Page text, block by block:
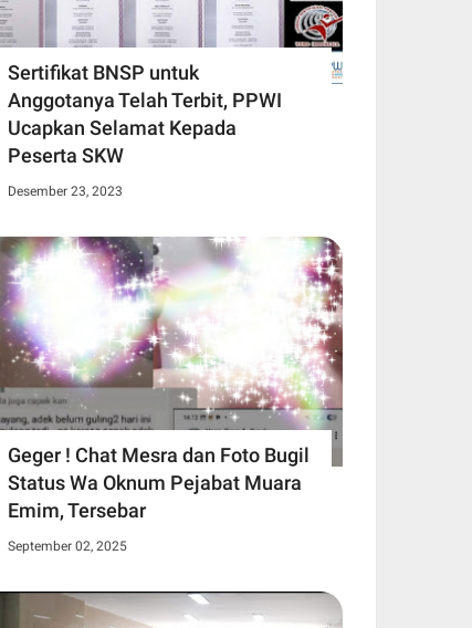
Sertifikat BNSP untuk
Anggotanya Telah Terbit, PPWI
Ucapkan Selamat Kepada
Peserta SKW
Desember 23, 2023
Geger ! Chat Mesra dan Foto Bugil
Status Wa Oknum Pejabat Muara
Emim, Tersebar
September 02, 2025